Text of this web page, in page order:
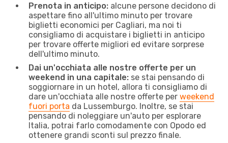
Prenota in anticipo: alcune persone decidono di
aspettare fino all'ultimo minuto per trovare
biglietti economici per Cagliari, ma noi ti
consigliamo di acquistare i biglietti in anticipo
per trovare offerte migliori ed evitare sorprese
dell'ultimo minuto.
Dai un'occhiata alle nostre offerte per un
weekend in una capitale: se stai pensando di
soggiornare in un hotel, allora ti consigliamo di
dare un'occhiata alle nostre offerte per weekend
fuori porta da Lussemburgo. Inoltre, se stai
pensando di noleggiare un'auto per esplorare
Italia, potrai farlo comodamente con Opodo ed
ottenere grandi sconti sul prezzo finale.